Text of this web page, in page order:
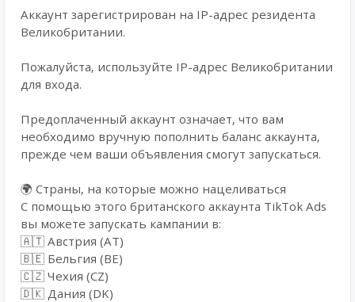
Аккаунт зарегистрирован на IP-адрес резидента
Великобритании.
Пожалуйста, используйте IP-адрес Великобритании
для входа.
Предоплаченный аккаунт означает, что вам
необходимо вручную пополнить баланс аккаунта,
прежде чем ваши объявления смогут запускаться.
🌍 Страны, на которые можно нацеливаться
С помощью этого британского аккаунта TikTok Ads
вы можете запускать кампании в:
🇦🇹 Австрия (AT)
🇧🇪 Бельгия (BE)
🇨🇿 Чехия (CZ)
🇩🇰 Дания (DK)